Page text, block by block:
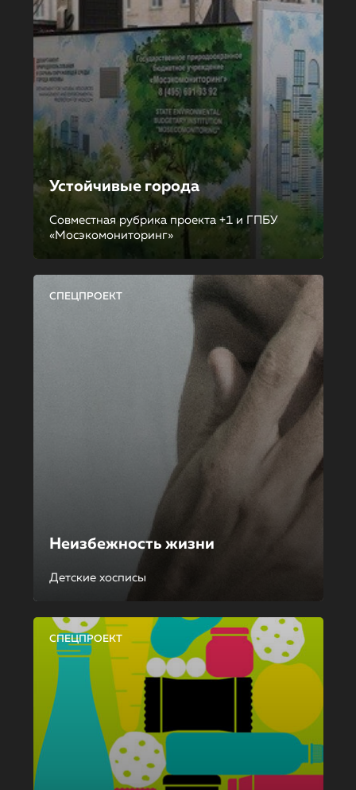
Устойчивые города
Совместная рубрика проекта +1 и ГПБУ
«Мосэкомониторинг»
СПЕЦПРОЕКТ
Неизбежность жизни
Детские хосписы
СПЕЦПРОЕКТ